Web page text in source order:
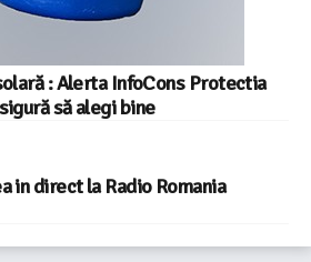
: Alerta InfoCons Protectia
să alegi bine
in direct la Radio Romania